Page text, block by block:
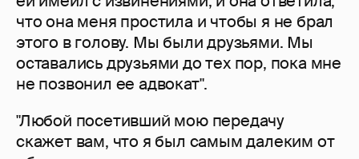
что она меня простила и чтобы я не брал
этого в голову. Мы были друзьями. Мы
оставались друзьями до тех пор, пока мне
не позвонил ее адвокат".
"Любой посетивший мою передачу
скажет вам, что я был самым далеким от